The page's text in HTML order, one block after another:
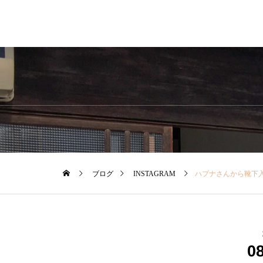
ブログ INSTAGRAM ハプナさんから靴下入荷しました